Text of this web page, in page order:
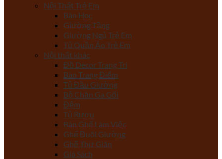
Nội Thất Trẻ Em
Bàn Học
Giường Tầng
Giường Ngủ Trẻ Em
Tủ Quần Áo Trẻ Em
Nội thất khác
Đồ Decor Trang Trí
Bàn Trang Điểm
Tủ Đầu Giường
Bộ Chăn Ga Gối
Đệm
Tủ Rượu
Bàn Ghế Làm Việc
Ghế Đuôi Giường
Ghế Thư Giãn
Giá Sách